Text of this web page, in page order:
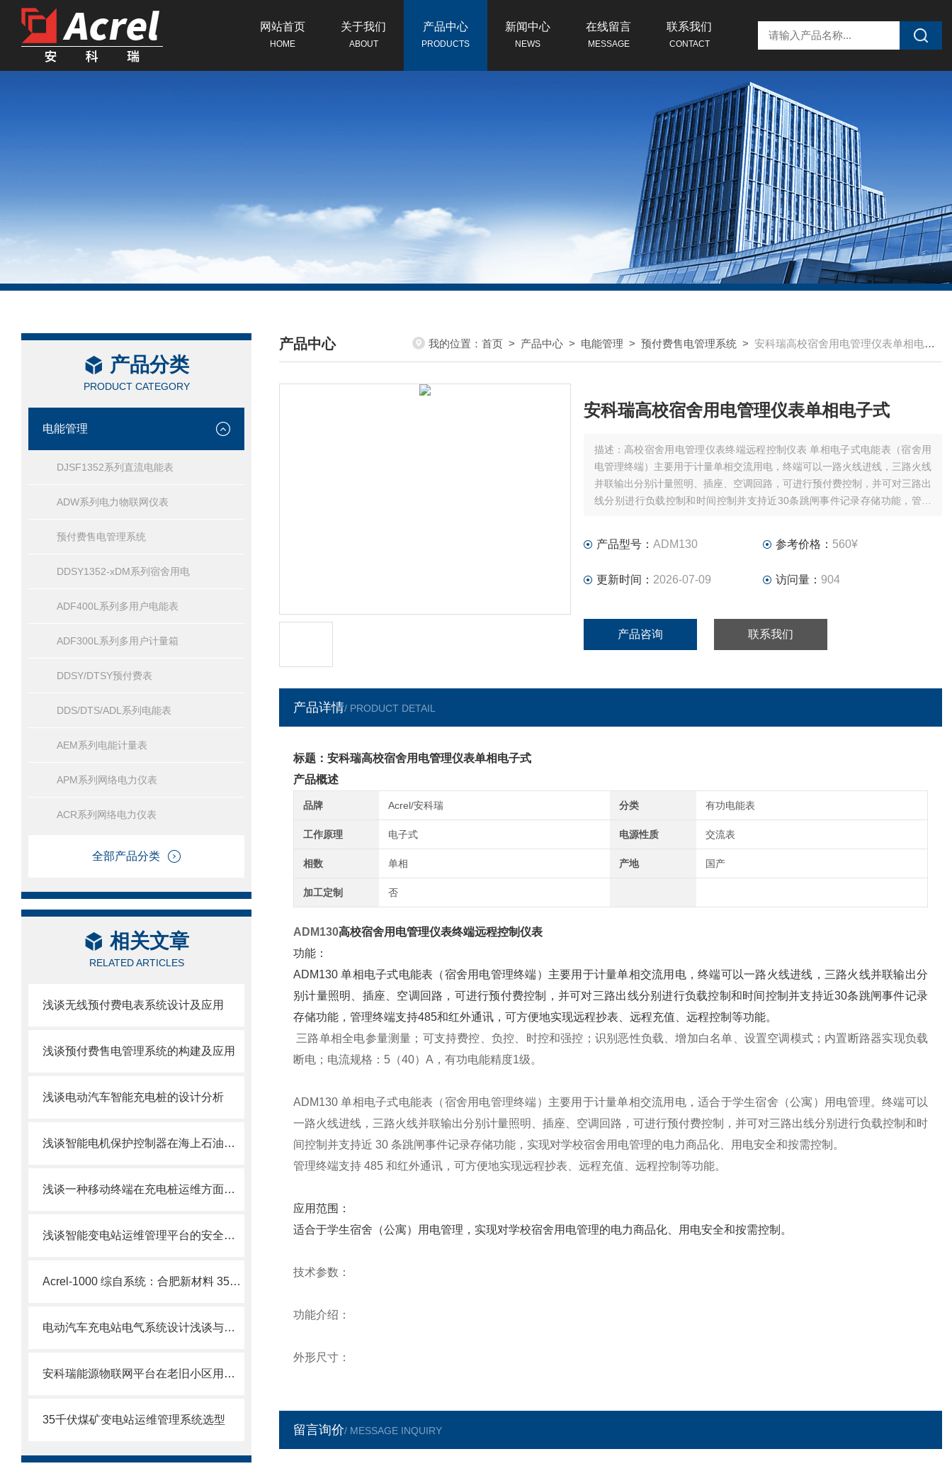
网站首页
HOME
关于我们
ABOUT
产品中心
PRODUCTS
新闻中心
NEWS
在线留言
MESSAGE
联系我们
CONTACT
产品分类
PRODUCT CATEGORY
电能管理
DJSF1352系列直流电能表
ADW系列电力物联网仪表
预付费售电管理系统
DDSY1352-xDM系列宿舍用电
ADF400L系列多用户电能表
ADF300L系列多用户计量箱
DDSY/DTSY预付费表
DDS/DTS/ADL系列电能表
AEM系列电能计量表
APM系列网络电力仪表
ACR系列网络电力仪表
全部产品分类
相关文章
RELATED ARTICLES
浅谈无线预付费电表系统设计及应用
浅谈预付费售电管理系统的构建及应用
浅谈电动汽车智能充电桩的设计分析
浅谈智能电机保护控制器在海上石油平台的应用
浅谈一种移动终端在充电桩运维方面的应用
浅谈智能变电站运维管理平台的安全与设备维护
Acrel-1000 综自系统：合肥新材料 35kV 变电站智能管控解决方案
电动汽车充电站电气系统设计浅谈与应用
安科瑞能源物联网平台在老旧小区用电安全改造中的应用与优势
35千伏煤矿变电站运维管理系统选型
产品中心
/ PRODUCTS CENTER
我的位置：首页 > 产品中心 > 电能管理 >预付费售电管理系统 > 安科瑞高校宿舍用电管理仪表单相电子式
安科瑞高校宿舍用电管理仪表单相电子式
描述： 高校宿舍用电管理仪表终端远程控制仪表 单相电子式电能表（宿舍用
电管理终端）主要用于计量单相交流用电，终端可以一路火线进线，三路火线
并联输出分别计量照明、插座、空调回路，可进行预付费控制，并可对三路出
线分别进行负载控制和时间控制并支持近30条跳闸事件记录存储功能，管理
产品型号： ADM130 参考价格： 560¥
更新时间： 2026-07-09 访问量： 904
产品咨询 联系我们
产品详情/ PRODUCT DETAIL
标题：安科瑞高校宿舍用电管理仪表单相电子式
产品概述
品牌 Acrel/安科瑞 分类 有功电能表
工作原理 电子式 电源性质 交流表
相数 单相 产地 国产
加工定制 否
ADM130高校宿舍用电管理仪表终端远程控制仪表
功能：
ADM130 单相电子式电能表（宿舍用电管理终端）主要用于计量单相交流用电，终端可以一路火线进线，三路火线并联输出分
别计量照明、插座、空调回路，可进行预付费控制，并可对三路出线分别进行负载控制和时间控制并支持近30条跳闸事件记录
存储功能，管理终端支持485和红外通讯，可方便地实现远程抄表、远程充值、远程控制等功能。
三路单相全电参量测量；可支持费控、负控、时控和强控；识别恶性负载、增加白名单、设置空调模式；内置断路器实现负载
断电；电流规格：5（40）A，有功电能精度1级。
ADM130 单相电子式电能表（宿舍用电管理终端）主要用于计量单相交流用电，适合于学生宿舍（公寓）用电管理。终端可以
一路火线进线，三路火线并联输出分别计量照明、插座、空调回路，可进行预付费控制，并可对三路出线分别进行负载控制和时
间控制并支持近 30 条跳闸事件记录存储功能，实现对学校宿舍用电管理的电力商品化、用电安全和按需控制。
管理终端支持 485 和红外通讯，可方便地实现远程抄表、远程充值、远程控制等功能。
应用范围：
适合于学生宿舍（公寓）用电管理，实现对学校宿舍用电管理的电力商品化、用电安全和按需控制。
技术参数：
功能介绍：
外形尺寸：
留言询价/ MESSAGE INQUIRY